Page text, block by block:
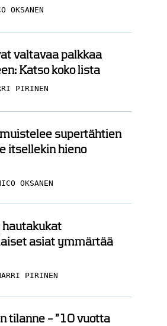
OKSANEN
valtavaa palkkaa
Katso koko lista
PIRINEN
supertähtien
itsellekin hieno
OKSANEN
asiat ymmärtää
PIRINEN
tilanne – ”10 vuotta